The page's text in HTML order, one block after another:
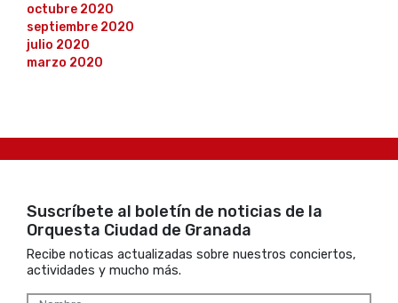
octubre 2020
septiembre 2020
julio 2020
marzo 2020
Suscríbete al boletín de noticias de la
Orquesta Ciudad de Granada
Recibe noticas actualizadas sobre nuestros conciertos,
actividades y mucho más.